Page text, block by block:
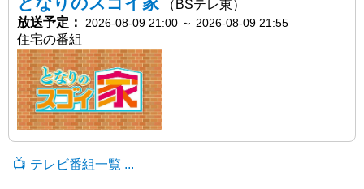
（BSテレ東）
放送予定：
2026-08-09 21:00 ～ 2026-08-09 21:55
住宅の番組
テレビ番組一覧 ...